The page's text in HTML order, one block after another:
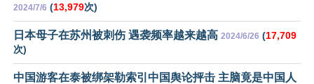
2024/7/6 (13,979次)
日本母子在苏州被刺伤 遇袭频率越来越高 2024/6/26 (17,709
次)
中国游客在泰被绑架勒索引中国舆论抨击 主脑竟是中国人